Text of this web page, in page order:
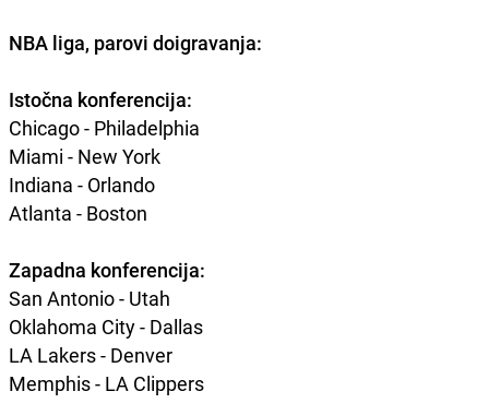
NBA liga, parovi doigravanja:
Istočna konferencija:
Chicago - Philadelphia
Miami - New York
Indiana - Orlando
Atlanta - Boston
Zapadna konferencija:
San Antonio - Utah
Oklahoma City - Dallas
LA Lakers - Denver
Memphis - LA Clippers